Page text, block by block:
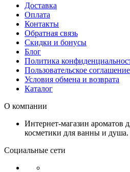
Доставка
Оплата
Контакты
Обратная связь
Скидки и бонусы
Блог
Политика
Пользовательское соглашение
Условия обмена и возврата
Каталог
О компании
Интернет-магазин ароматов
косметики для ванны и душа.
Социальные сети